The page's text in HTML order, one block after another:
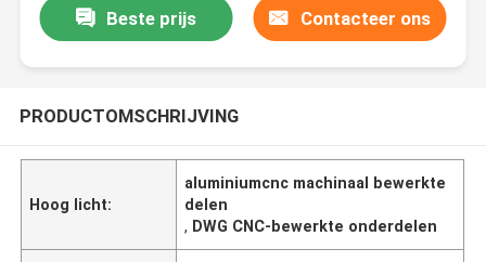
Beste prijs Contacteer ons
PRODUCTOMSCHRIJVING
Hoog licht:
aluminiumcnc machinaal bewerkte
delen
, DWG CNC-bewerkte onderdelen